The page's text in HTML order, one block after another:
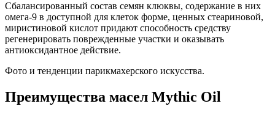
Сбалансированный состав семян клюквы, содержание в них
омега-9 в доступной для клеток форме, ценных стеариновой,
миристиновой кислот придают способность средству
регенерировать поврежденные участки и оказывать
антиоксидантное действие.
Фото и тенденции парикмахерского искусства.
Преимущества масел Mythic Oil